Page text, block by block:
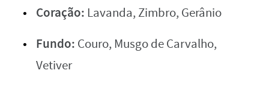
Coração: Lavanda, Zimbro, Gerânio
Fundo: Couro, Musgo de Carvalho,
Vetiver